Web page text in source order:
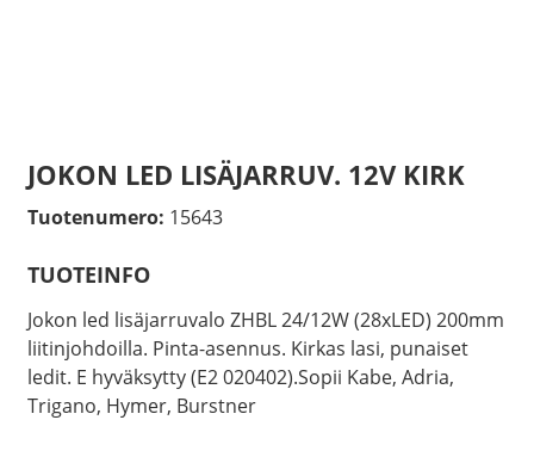
JOKON LED LISÄJARRUV. 12V KIRK
Tuotenumero: 15643
TUOTEINFO
Jokon led lisäjarruvalo ZHBL 24/12W (28xLED) 200mm
liitinjohdoilla. Pinta-asennus. Kirkas lasi, punaiset
ledit. E hyväksytty (E2 020402).Sopii Kabe, Adria,
Trigano, Hymer, Burstner